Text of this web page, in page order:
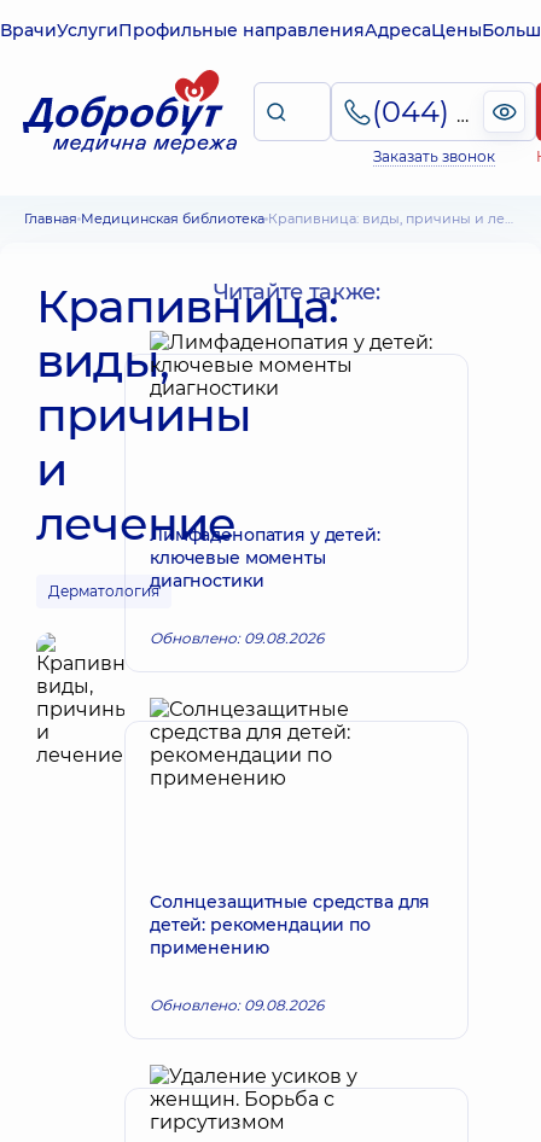
ВрачиУслугиПрофильные направленияАдресаЦены
(044) 495-2-888
Заказать звонок
Главная Медицинская библиотека Крапивница: виды, причины и лечение
Крапивница:
виды,
причины
и
лечение
Дерматология
Читайте также:
Лимфаденопатия у детей:
ключевые моменты
диагностики
Обновлено: 09.08.2026
Солнцезащитные средства для
детей: рекомендации по
применению
Обновлено: 09.08.2026